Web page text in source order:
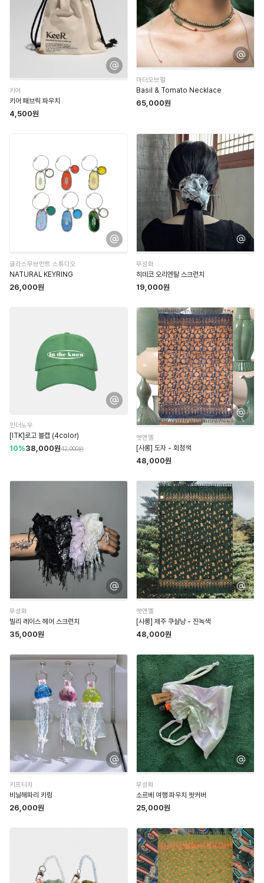
키어
키어 패브릭 파우치
4,500원
마더오브펄
Basil & Tomato Necklace
65,000원
글라스무브먼트 스튜디오
NATURAL KEYRING
26,000원
무성화
히데코 오리엔탈 스크런치
19,000원
인더노우
[ITK]로고 볼캡 (4color)
10%38,000원42,000원
멧앤멜
[사롱] 도자 - 회청색
48,000원
무성화
빌리 레이스 헤어 스크런치
35,000원
멧앤멜
[사롱] 제주 쿠살낭 - 진녹색
48,000원
키프터치
비닐해파리 키링
26,000원
무성화
소르베 여행 파우치 팟커버
25,000원